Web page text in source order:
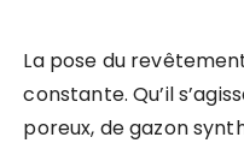
La pose du
constante. Qu’il
poreux, de gazon